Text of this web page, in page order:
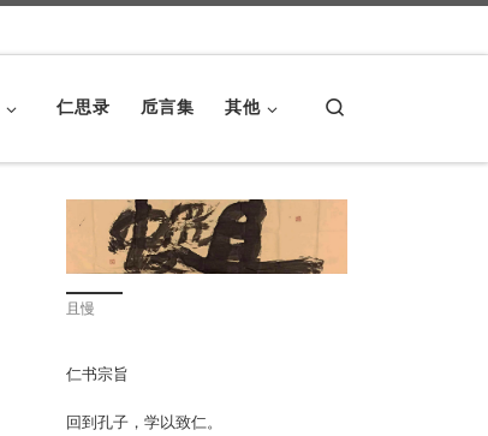
仁思录 卮言集 其他
且慢
仁书宗旨
回到孔子，学以致仁。